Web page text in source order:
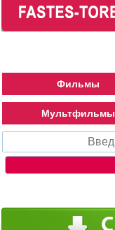
Фильмы
Мультфильмы